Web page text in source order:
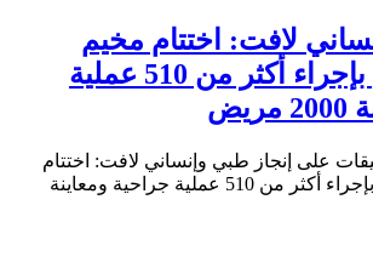
لافت: اختتام مخيم
المخاء للعيون بإجراء أكثر من 510 عملية
على إنجاز طبي وإنساني لافت: اختتام
مخيم المخاء للعيون بإجراء أكثر من 510 عملية جراحية ومعاينة